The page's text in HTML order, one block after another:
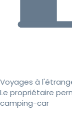
Voyages à
Le propriétaire
camping-car